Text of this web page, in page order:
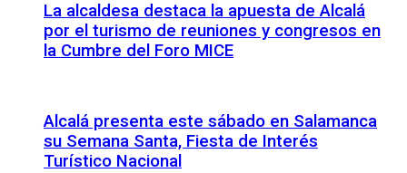
La alcaldesa destaca la apuesta de Alcalá
por el turismo de reuniones y congresos en
la Cumbre del Foro MICE
Alcalá presenta este sábado en Salamanca
su Semana Santa, Fiesta de Interés
Turístico Nacional